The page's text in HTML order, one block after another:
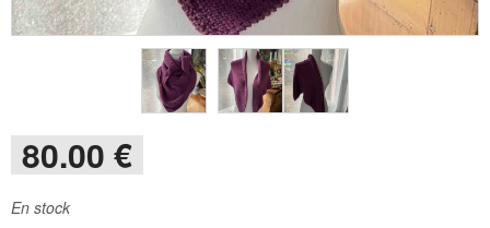
80.00 €
En stock